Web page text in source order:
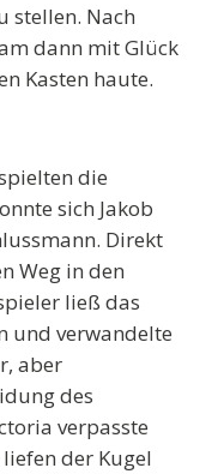
stellen. Nach
dann mit Glück
Kasten haute.
die
sich Jakob
Direkt
Weg in den
ließ das
und verwandelte
aber
des
verpasste
der Kugel